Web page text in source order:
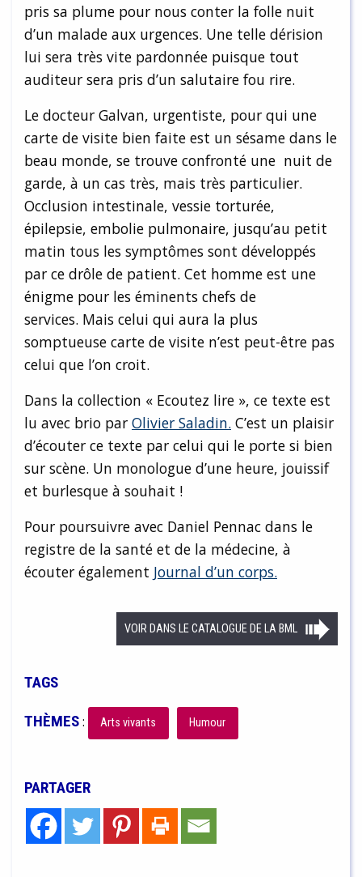
pris sa plume pour nous conter la folle nuit
d’un malade aux urgences. Une telle dérision
lui sera très vite pardonnée puisque tout
auditeur sera pris d’un salutaire fou rire.
Le docteur Galvan, urgentiste, pour qui une
carte de visite bien faite est un sésame dans le
beau monde, se trouve confronté une nuit de
garde, à un cas très, mais très particulier.
Occlusion intestinale, vessie torturée,
épilepsie, embolie pulmonaire, jusqu’au petit
matin tous les symptômes sont développés
par ce drôle de patient. Cet homme est une
énigme pour les éminents chefs de
services. Mais celui qui aura la plus
somptueuse carte de visite n’est peut-être pas
celui que l’on croit.
Dans la collection « Ecoutez lire », ce texte est
lu avec brio par Olivier Saladin. C’est un plaisir
d’écouter ce texte par celui qui le porte si bien
sur scène. Un monologue d’une heure, jouissif
et burlesque à souhait !
Pour poursuivre avec Daniel Pennac dans le
registre de la santé et de la médecine, à
écouter également Journal d’un corps.
VOIR DANS LE CATALOGUE DE LA BML
TAGS
THÈMES: Arts vivants Humour
PARTAGER